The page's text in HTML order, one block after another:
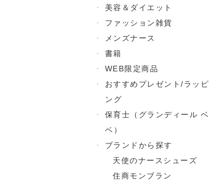
・
美容＆ダイエット
・
ファッション雑貨
・
メンズナース
・
書籍
・
WEB限定商品
・
おすすめプレゼント/ラッピ
ング
・
保育士（グランディール ベ
ベ）
・
ブランドから探す
天使のナースシューズ
住商モンブラン